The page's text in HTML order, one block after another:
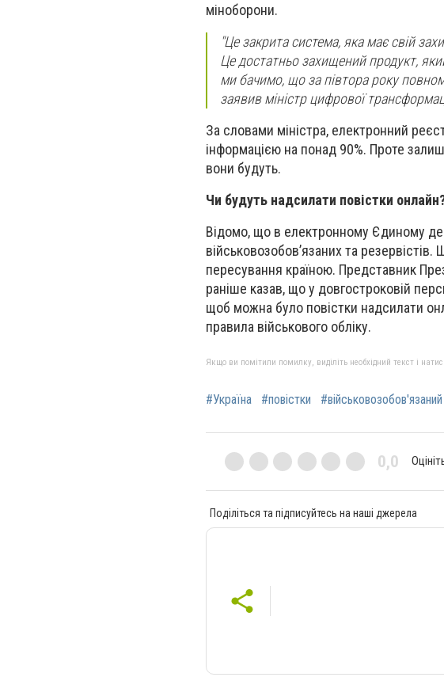
міноборони.
"Це закрита система, яка має свій
Це достатньо захищений продукт,
ми бачимо, що за півтора року
заявив міністр цифрової
За словами міністра, електронний
інформацією на понад 90%. Проте
вони будуть.
Чи будуть надсилати повістки
Відомо, що в електронному Єдиному
військовозобов’язаних та
пересування країною. Представник
раніше казав, що у довгостроковій
щоб можна було повістки надсилати
правила військового обліку.
Якщо ви помітили помилку, виділіть необхідний текст і
#Україна #повістки #військовозобов'язаний
0,0
Поділіться та підписуйтесь на наші джерела